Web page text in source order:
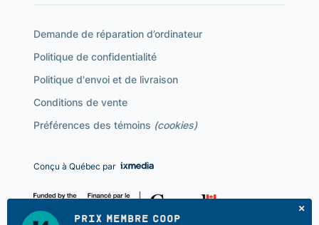
PRIX MEMBRE COOP
Demande de réparation d’ordinateur
Politique de confidentialité
Politique d'envoi et de livraison
Conditions de vente
Préférences des témoins (cookies)
Conçu à Québec par